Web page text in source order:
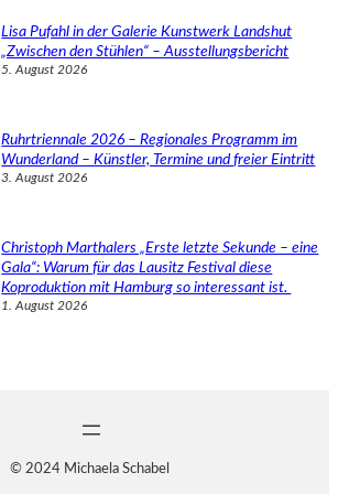
Lisa Pufahl in der Galerie Kunstwerk Landshut
„Zwischen den Stühlen“ – Ausstellungsbericht
5. August 2026
Ruhrtriennale 2026 – Regionales Programm im
Wunderland – Künstler, Termine und freier Eintritt
3. August 2026
Christoph Marthalers „Erste letzte Sekunde – eine
Gala“: Warum für das Lausitz Festival diese
Koproduktion mit Hamburg so interessant ist.
1. August 2026
© 2024 Michaela Schabel